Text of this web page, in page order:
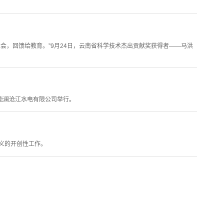
，回馈给教育。”9月24日，云南省科学技术杰出贡献奖获得者——马洪
沧江水电有限公司举行。
开创性工作。